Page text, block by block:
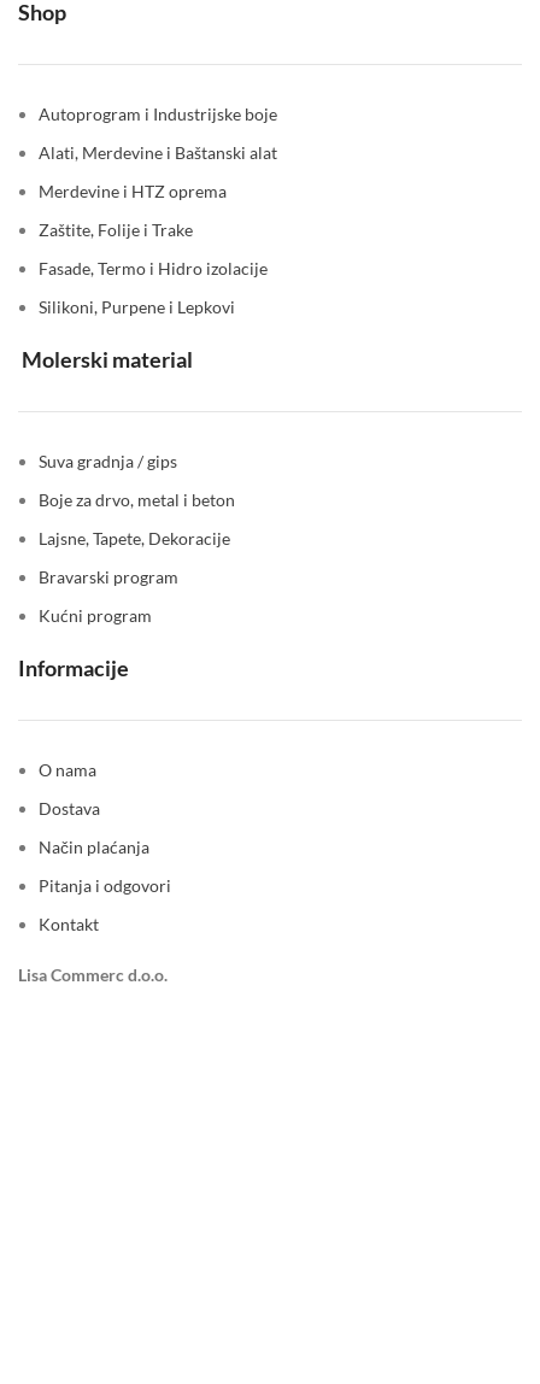
Shop
Autoprogram i Industrijske boje
Alati, Merdevine i Baštanski alat
Merdevine i HTZ oprema
Zaštite, Folije i Trake
Fasade, Termo i Hidro izolacije
Silikoni, Purpene i Lepkovi
Molerski material
Suva gradnja / gips
Boje za drvo, metal i beton
Lajsne, Tapete, Dekoracije
Bravarski program
Kućni program
Informacije
O nama
Dostava
Način plaćanja
Pitanja i odgovori
Kontakt
Lisa Commerc d.o.o.